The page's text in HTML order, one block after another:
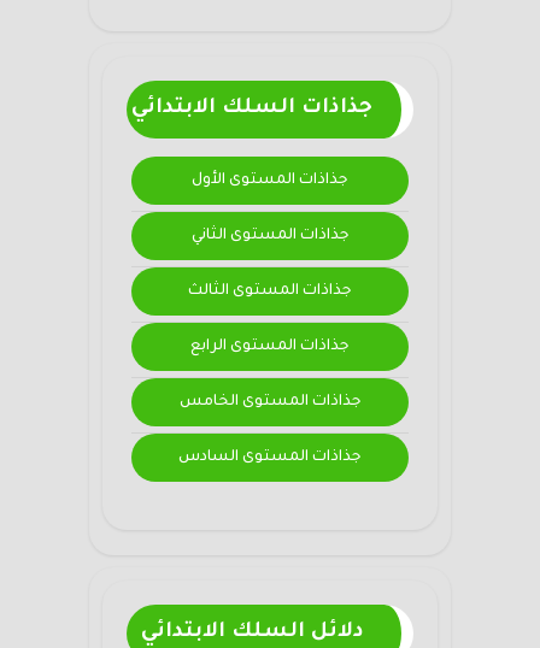
جذاذات السلك الابتدائي
جذاذات المستوى الأول
جذاذات المستوى الثاني
جذاذات المستوى الثالث
جذاذات المستوى الرابع
جذاذات المستوى الخامس
جذاذات المستوى السادس
دلائل السلك الابتدائي